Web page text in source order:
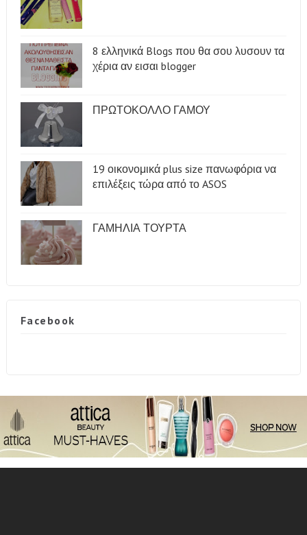
8 ελληνικά Blogs που θα σου λυσουν τα
χέρια αν εισαι blogger
ΠΡΩΤΟΚΟΛΛΟ ΓΑΜΟΥ
19 οικονομικά plus size πανωφόρια να
επιλέξεις τώρα από το ASOS
ΓΑΜΗΛΙΑ ΤΟΥΡΤΑ
Facebook